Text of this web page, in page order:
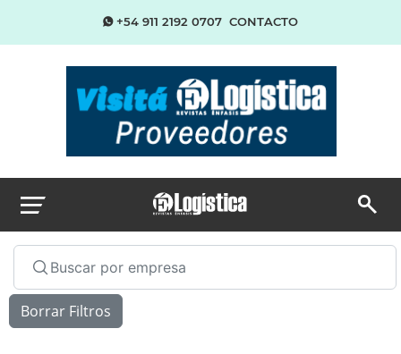
+54 911 2192 0707 CONTACTO